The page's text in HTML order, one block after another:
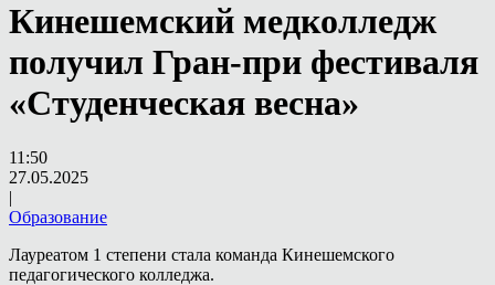
Кинешемский медколледж
получил Гран-при фестиваля
«Студенческая весна»
11:50
27.05.2025
|
Образование
Лауреатом 1 степени стала команда Кинешемского
педагогического колледжа.